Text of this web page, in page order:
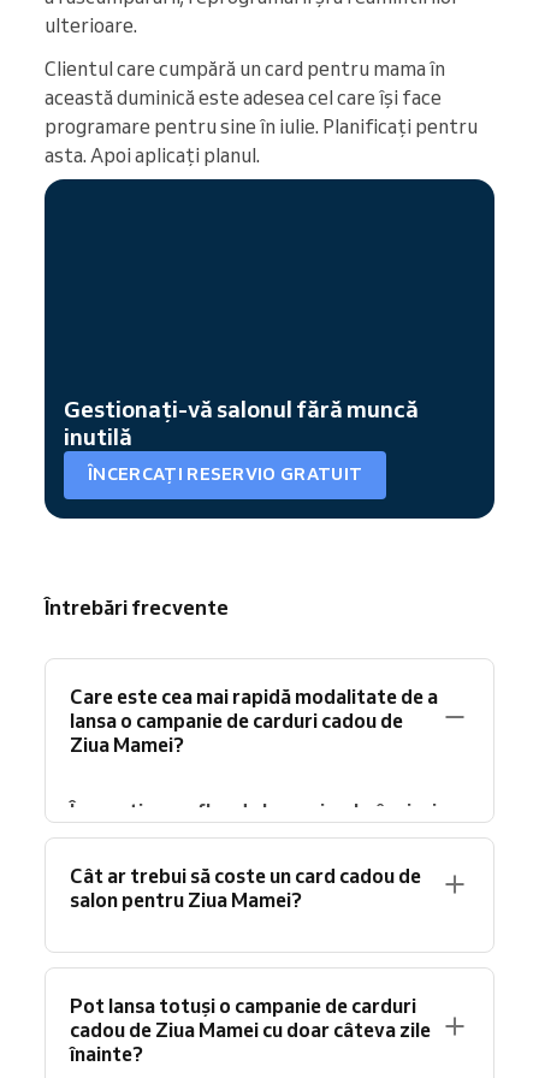
ulterioare.
Clientul care cumpără un card pentru mama în
această duminică este adesea cel care își face
programare pentru sine în iulie. Planificați pentru
asta. Apoi aplicați planul.
Gestionați-vă salonul fără muncă
inutilă
ÎNCERCAȚI RESERVIO GRATUIT
Întrebări frecvente
Care este cea mai rapidă modalitate de a
lansa o campanie de carduri cadou de
Ziua Mamei?
Începeți cu un flux de lucru simplu, în cinci
pași.Proiectați un voucher PDF cu un cod
unic, încasați plata prin metoda
dumneavoastră existentă, trimiteți PDF-ul
urmăriți răscumpărările în instrumentul de
vânzările de carduri cadou sunt acum
digitale, deci livrarea rapidă pe e-mail este
Cât ar trebui să coste un card cadou de
salon pentru Ziua Mamei?
Oferiți trei niveluri, nu o sumă unică.
Ancorați nivelul de bază la serviciul
dumneavoastră de 60 de minute, nivelul
mediu la serviciul de 90 de minute (acesta
Pot lansa totuși o campanie de carduri
cadou de Ziua Mamei cu doar câteva zile
înainte?